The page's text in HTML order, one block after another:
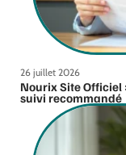
26 juillet 2026
Nourix Site
suivi recommandé